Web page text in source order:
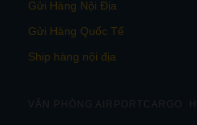
Gửi Hàng Nội Địa
Gửi Hàng Quốc Tế
Ship hàng nội địa
VĂN PHÒNG AIRPORTCARGO